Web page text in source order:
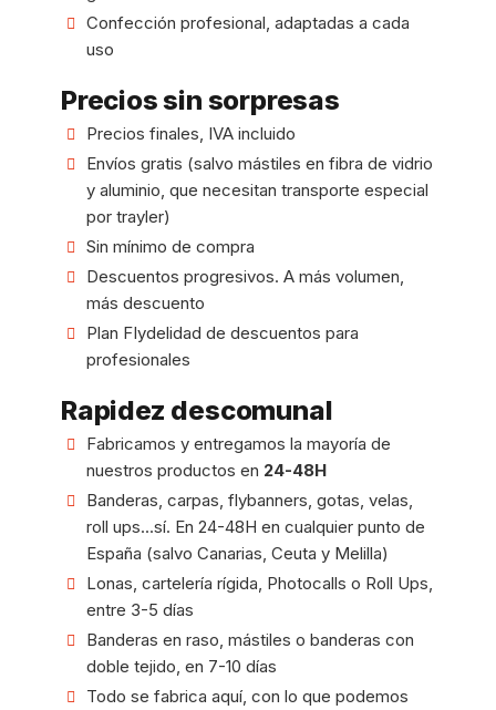
Confección profesional, adaptadas a cada
uso
Precios sin sorpresas
Precios finales, IVA incluido
Envíos gratis (salvo mástiles en fibra de vidrio
y aluminio, que necesitan transporte especial
por trayler)
Sin mínimo de compra
Descuentos progresivos. A más volumen,
más descuento
Plan FIydelidad de descuentos para
profesionales
Rapidez descomunal
Fabricamos y entregamos la mayoría de
nuestros productos en 24-48H
Banderas, carpas, flybanners, gotas, velas,
roll ups...sí. En 24-48H en cualquier punto de
España (salvo Canarias, Ceuta y Melilla)
Lonas, cartelería rígida, Photocalls o Roll Ups,
entre 3-5 días
Banderas en raso, mástiles o banderas con
doble tejido, en 7-10 días
Todo se fabrica aquí, con lo que podemos